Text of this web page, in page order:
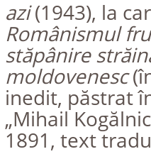
azi(1943), la
Românismul
stăpânire
moldovenesc
inedit, păstrat
„Mihail
1891, text